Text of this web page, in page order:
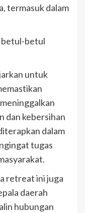
termasuk dalam
betul-betul
untuk
dan kebersihan
dalam
tugas
retreat ini juga
daerah
hubungan